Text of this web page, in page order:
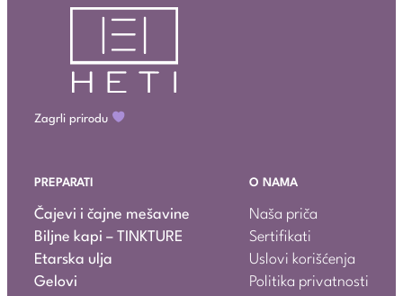
Zagrli prirodu
PREPARATI
Čajevi i čajne mešavine
Biljne kapi – TINKTURE
Etarska ulja
Gelovi
O NAMA
Naša priča
Sertifikati
Uslovi korišćenja
Politika privatnosti